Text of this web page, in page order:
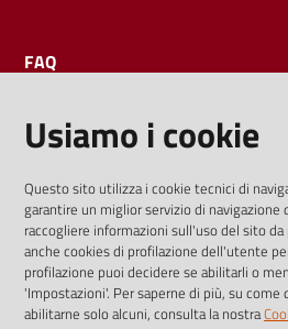
FAQ
I dati personali pubblicati sono
previste dalla direttiva comunitaria
36/2006
Usiamo i cookie
Questo sito utilizza i cookie tecnici di
garantire un miglior servizio di
raccogliere informazioni sull'uso del sito
anche cookies di profilazione dell'utente
profilazione puoi decidere se abilitarli o
'Impostazioni'. Per saperne di più, su
abilitarne solo alcuni, consulta la nostra